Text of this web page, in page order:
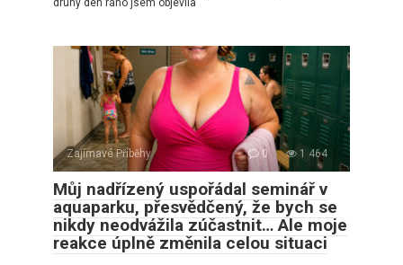
druhý den ráno jsem objevila
Zajímavé Příběhy 0 1 464
Můj nadřízený uspořádal seminář v
aquaparku, přesvědčený, že bych se
nikdy neodvážila zúčastnit… Ale moje
reakce úplně změnila celou situaci